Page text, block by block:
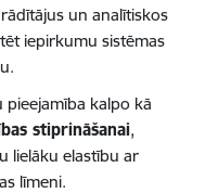
un analītiskos
iepirkumu sistēmas
pieejamība kalpo kā
stiprināšanai,
lielāku elastību ar
līmeni.